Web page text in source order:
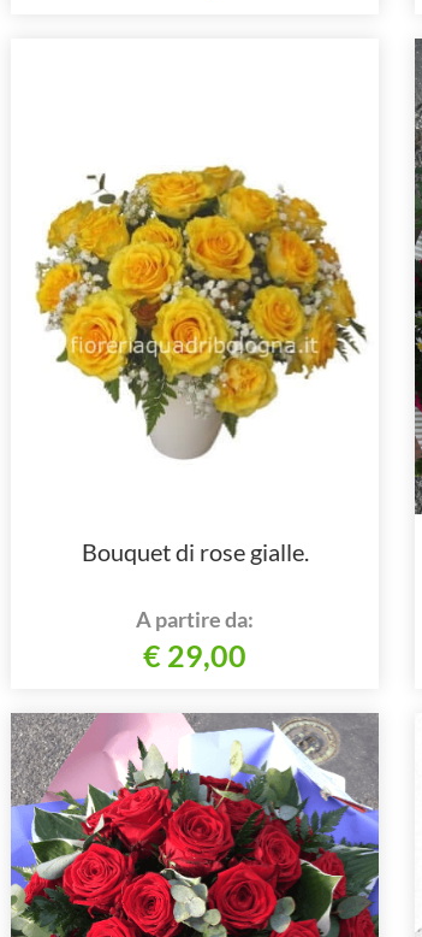
Bouquet di rose gialle.
A partire da:
€ 29,00